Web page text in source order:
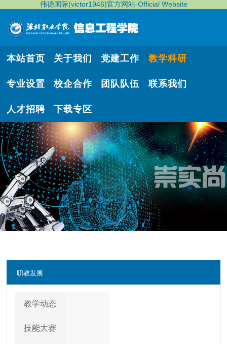
伟德国际(victor1946)官方网站-Official Website
本站首页 关于我们 党建工作 教学科研
专业设置 校企合作 团队队伍 联系我们
人才招聘 下载专区
职教发展
教学动态
技能大赛